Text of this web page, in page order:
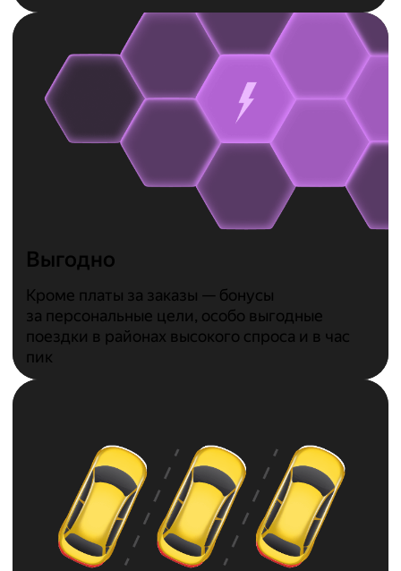
Выгодно
Кроме платы за заказы — бонусы
за персональные цели, особо выгодные
поездки в районах высокого спроса и в час
пик